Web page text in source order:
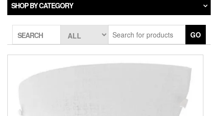
SHOP BY CATEGORY
SEARCH GO